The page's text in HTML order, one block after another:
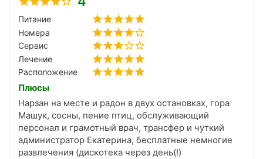
сайте) В столовой шли на встречу если есть какие-
то особенности в питании. Рядом есть автобусная
остановка. Мне очень понравилось заботливое
отношение многих работающих в этом санатории
людей. Они окружали вниманием и заботой что
несомненно оставило самые позитивные
впечатления. Так что спасибо большое за отлично
проведенный отпуск:)
Питание
Номера
Сервис
Лечение
Расположение
Плюсы
Нарзан на месте и радон в двух остановках, гора
Машук, сосны, пение птиц, обслуживающий
персонал и грамотный врач, трансфер и чуткий
администратор Екатерина, бесплатные немногие
развлечения (дискотека через день(!)